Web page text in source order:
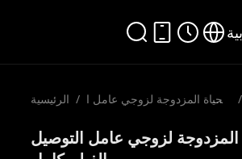
الرئيسية / الحياة المزدوجة لزوجي عامل ا
/
- الحياة المزدوجة لزوجي عامل التوصيل